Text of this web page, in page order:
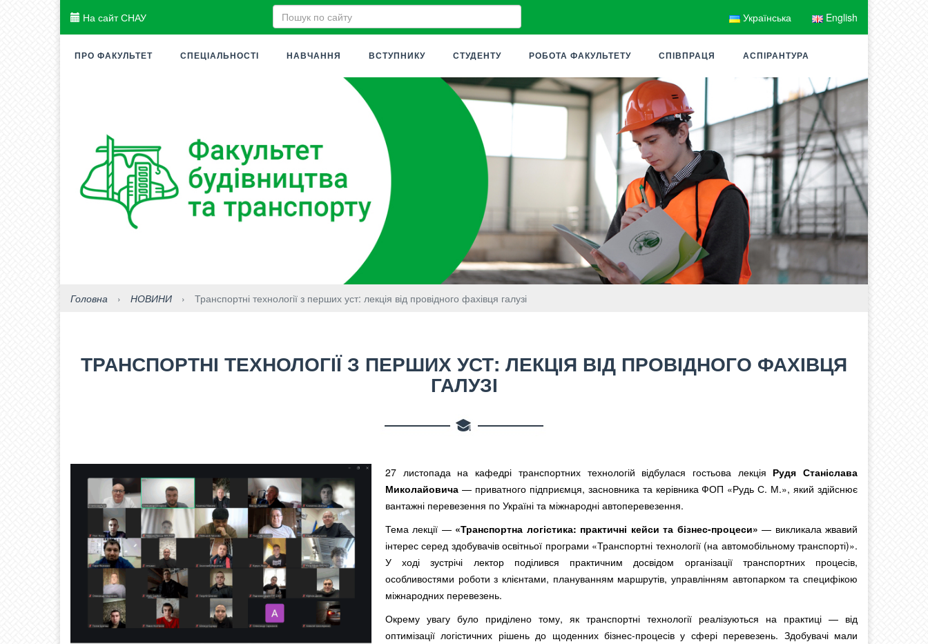
На сайт СНАУ Українська English
ПРО ФАКУЛЬТЕТ СПЕЦІАЛЬНОСТІ НАВЧАННЯ ВСТУПНИКУ СТУДЕНТУ РОБОТА ФАКУЛЬТЕТУ СПІВПРАЦЯ АСПІРАНТУРА
Головна › НОВИНИ › Транспортні технології з перших уст: лекція від провідного фахівця галузі
ТРАНСПОРТНІ ТЕХНОЛОГІЇ З ПЕРШИХ УСТ: ЛЕКЦІЯ ВІД ПРОВІДНОГО ФАХІВЦЯ
ГАЛУЗІ
27 листопада на кафедрі транспортних технологій відбулася гостьова лекція Рудя Станіслава
Миколайовича — приватного підприємця, засновника та керівника ФОП «Рудь С. М.», який здійснює
вантажні перевезення по Україні та міжнародні автоперевезення.
Тема лекції — «Транспортна логістика: практичні кейси та бізнес-процеси» — викликала жвавий
інтерес серед здобувачів освітньої програми «Транспортні технології (на автомобільному транспорті)».
У ході зустрічі лектор поділився практичним досвідом організації транспортних процесів,
особливостями роботи з клієнтами, плануванням маршрутів, управлінням автопарком та специфікою
міжнародних перевезень.
Окрему увагу було приділено тому, як транспортні технології реалізуються на практиці — від
оптимізації логістичних рішень до щоденних бізнес-процесів у сфері перевезень. Здобувачі мали